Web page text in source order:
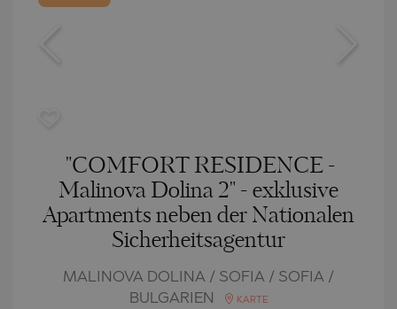
"COMFORT RESIDENCE -
Malinova Dolina 2" - exklusive
Apartments neben der Nationalen
Sicherheitsagentur
MALINOVA DOLINA / SOFIA / SOFIA /
BULGARIEN
KARTE